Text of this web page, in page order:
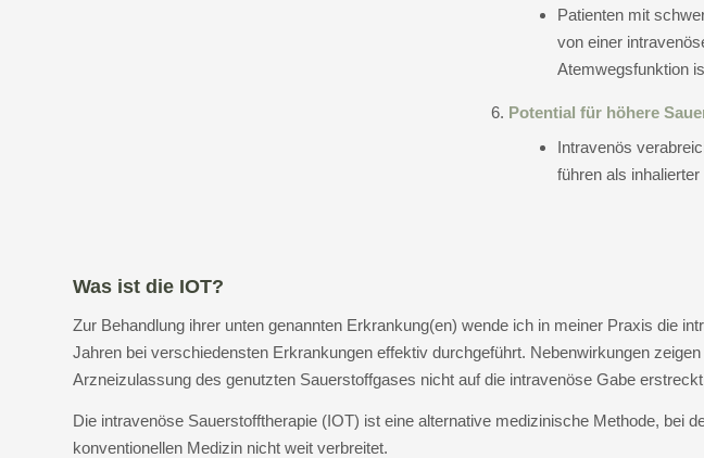
Patienten mit
von einer
Atemwegsfunktion
Potential für höhere
Intravenös
führen als
Was ist die IOT?
Zur Behandlung ihrer unten genannten Erkrankung(en) wende ich in meiner Praxis die
Jahren bei verschiedensten Erkrankungen effektiv durchgeführt. Nebenwirkungen
Arzneizulassung des genutzten Sauerstoffgases nicht auf die intravenöse Gabe
Die intravenöse Sauerstofftherapie (IOT) ist eine alternative medizinische Methode, bei
konventionellen Medizin nicht weit verbreitet.